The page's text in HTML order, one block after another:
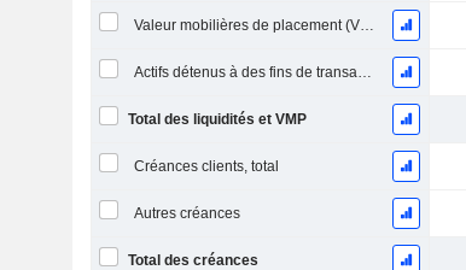
Valeur mobilières de placement (VMP) à court terme
Actifs détenus à des fins de transaction Titres, totalActifs détenus à des fins de transactions (Trading), Total.
Total des liquidités et VMP
Créances clients, total
Autres créances
Total des créances